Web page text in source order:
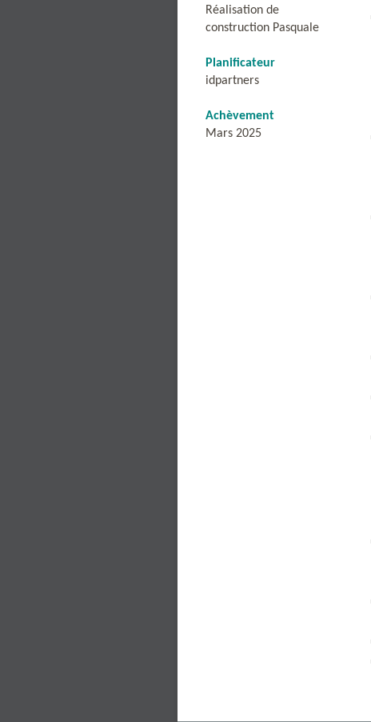
Réalisation de
construction Pasquale
Planificateur
idpartners
Achèvement
Mars 2025